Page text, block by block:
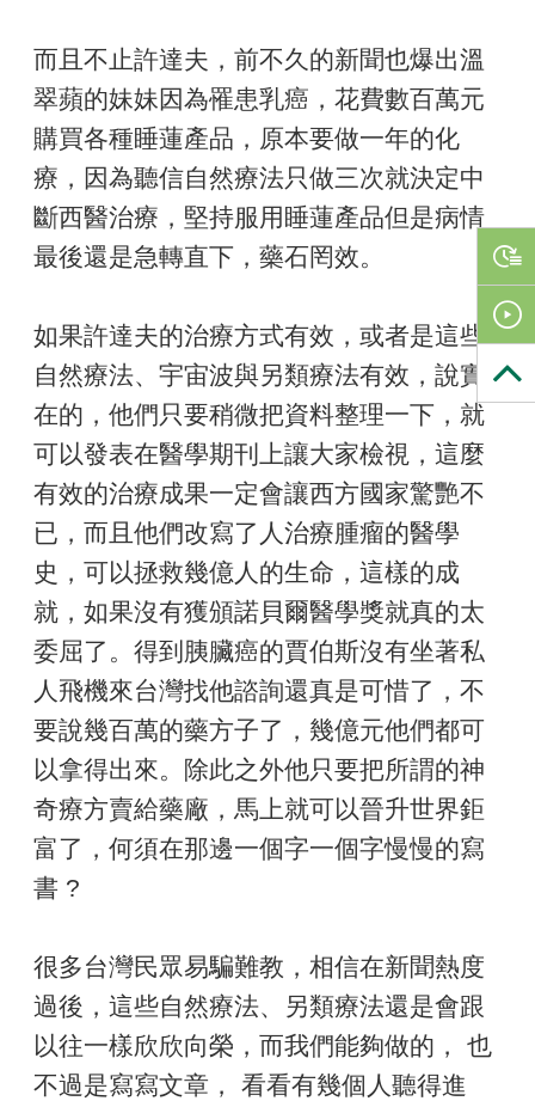
而且不止許達夫，前不久的新聞也爆出溫
翠蘋的妹妹因為罹患乳癌，花費數百萬元
購買各種睡蓮產品，原本要做一年的化
療，因為聽信自然療法只做三次就決定中
斷西醫治療，堅持服用睡蓮產品但是病情
最後還是急轉直下，藥石罔效。
如果許達夫的治療方式有效，或者是這些
自然療法、宇宙波與另類療法有效，說實
在的，他們只要稍微把資料整理一下，就
可以發表在醫學期刊上讓大家檢視，這麼
有效的治療成果一定會讓西方國家驚艷不
已，而且他們改寫了人治療腫瘤的醫學
史，可以拯救幾億人的生命，這樣的成
就，如果沒有獲頒諾貝爾醫學獎就真的太
委屈了。得到胰臟癌的賈伯斯沒有坐著私
人飛機來台灣找他諮詢還真是可惜了，不
要說幾百萬的藥方子了，幾億元他們都可
以拿得出來。除此之外他只要把所謂的神
奇療方賣給藥廠，馬上就可以晉升世界鉅
富了，何須在那邊一個字一個字慢慢的寫
書 ?
很多台灣民眾易騙難教，相信在新聞熱度
過後，這些自然療法、另類療法還是會跟
以往一樣欣欣向榮，而我們能夠做的， 也
不過是寫寫文章， 看看有幾個人聽得進